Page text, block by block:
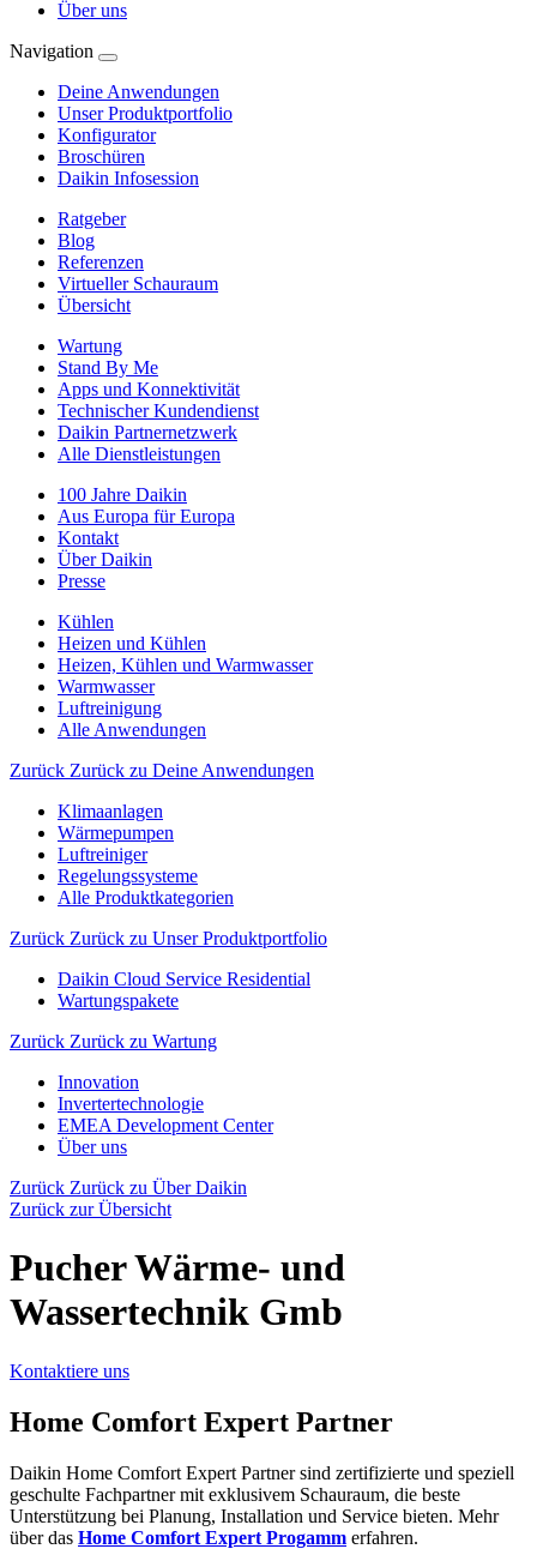
Über uns
Navigation
Deine Anwendungen
Unser Produktportfolio
Konfigurator
Broschüren
Daikin Infosession
Ratgeber
Blog
Referenzen
Virtueller Schauraum
Übersicht
Wartung
Stand By Me
Apps und Konnektivität
Technischer Kundendienst
Daikin Partnernetzwerk
Alle Dienstleistungen
100 Jahre Daikin
Aus Europa für Europa
Kontakt
Über Daikin
Presse
Kühlen
Heizen und Kühlen
Heizen, Kühlen und Warmwasser
Warmwasser
Luftreinigung
Alle Anwendungen
Zurück Zurück zu Deine Anwendungen
Klimaanlagen
Wärmepumpen
Luftreiniger
Regelungssysteme
Alle Produktkategorien
Zurück Zurück zu Unser Produktportfolio
Daikin Cloud Service Residential
Wartungspakete
Zurück Zurück zu Wartung
Innovation
Invertertechnologie
EMEA Development Center
Über uns
Zurück Zurück zu Über Daikin
Zurück zur Übersicht
Pucher Wärme- und
Wassertechnik Gmb
Kontaktiere uns
Home Comfort Expert Partner
Daikin Home Comfort Expert Partner sind zertifizierte und speziell
geschulte Fachpartner mit exklusivem Schauraum, die beste
Unterstützung bei Planung, Installation und Service bieten. Mehr
über das Home Comfort Expert Progamm erfahren.